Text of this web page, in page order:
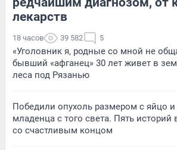
лекарств
18 часов 39 582 5
«Уголовник я, родные со мной не
бывший «афганец» 30 лет живет в
леса под Рязанью
Победили опухоль размером с яйцо
младенца с того света. Пять
со счастливым концом